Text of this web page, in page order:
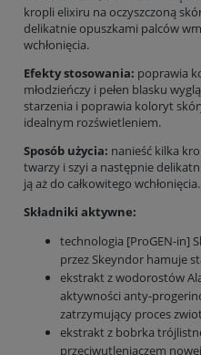
kropli elixiru na oczyszczoną
delikatnie opuszkami palców
wchłonięcia.
Efekty stosowania: poprawia
młodzieńczy i pełen blasku
starzenia i poprawia koloryt
idealnym rozświetleniem.
Sposób użycia: nanieść kilka
twarzy i szyi a następnie
ją aż do całkowitego wchłonięcia.
Składniki aktywne:
technologia [ProGEN-in]
przez Skeyndor hamuje
ekstrakt z wodorostów
aktywności anty-
zatrzymujący proces
ekstrakt z bobrka
przeciwutleniaczem